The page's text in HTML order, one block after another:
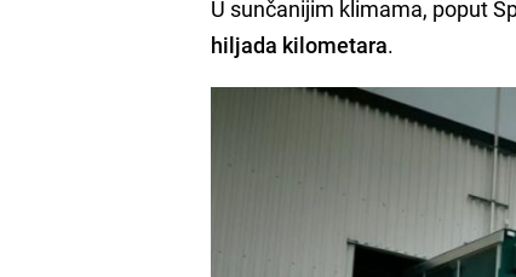
U sunčanijim klimama, poput
hiljada kilometara.